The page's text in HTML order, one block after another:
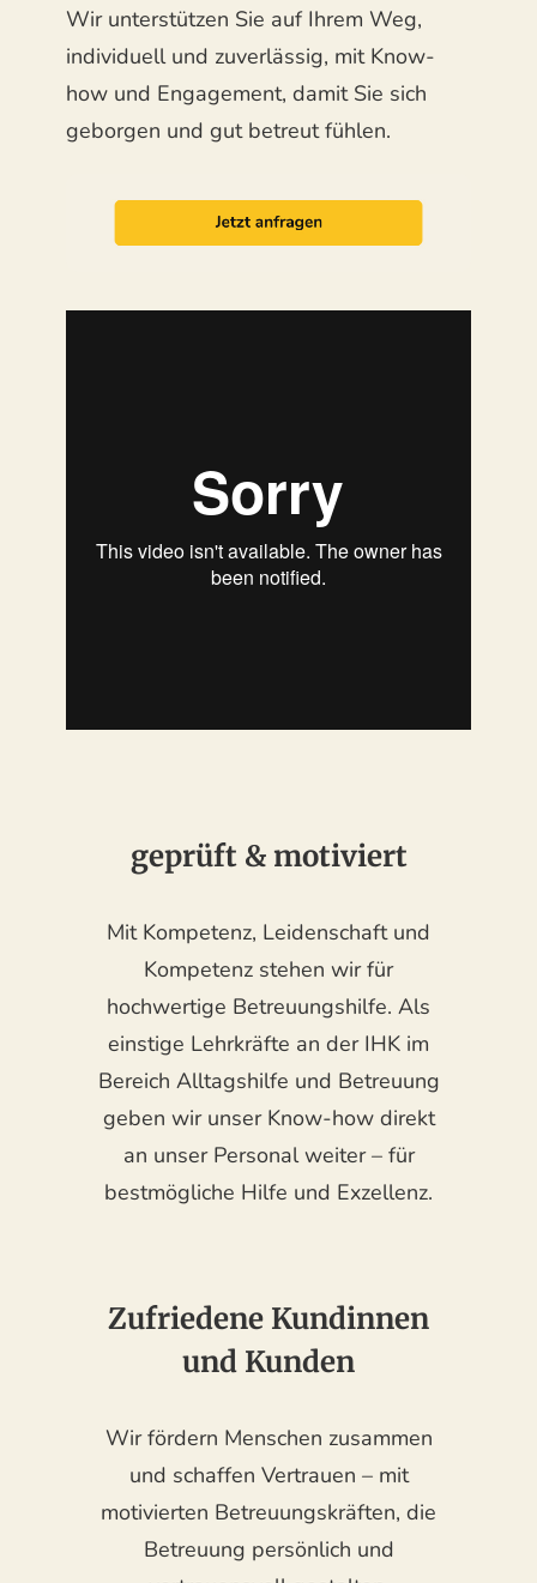
Wir unterstützen Sie auf Ihrem Weg,
individuell und zuverlässig, mit Know-
how und Engagement, damit Sie sich
geborgen und gut betreut fühlen.
geprüft & motiviert
Mit Kompetenz, Leidenschaft und
Kompetenz stehen wir für
hochwertige Betreuungshilfe. Als
einstige Lehrkräfte an der IHK im
Bereich Alltagshilfe und Betreuung
geben wir unser Know-how direkt
an unser Personal weiter – für
bestmögliche Hilfe und Exzellenz.
Zufriedene Kundinnen
und Kunden
Wir fördern Menschen zusammen
und schaffen Vertrauen – mit
motivierten Betreuungskräften, die
Betreuung persönlich und